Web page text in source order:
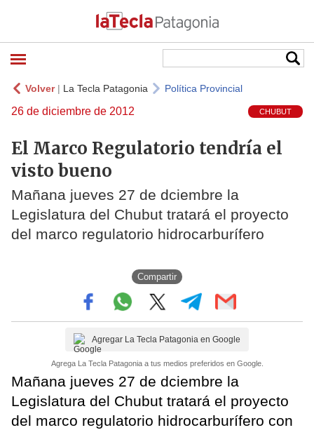
Volver| La Tecla Patagonia Política Provincial
26 de diciembre de 2012 CHUBUT
El Marco Regulatorio tendría el
visto bueno
Mañana jueves 27 de dciembre la
Legislatura del Chubut tratará el proyecto
del marco regulatorio hidrocarburífero
Compartir
Agregar La Tecla Patagonia en Google
Agrega La Tecla Patagonia a tus medios preferidos en Google.
Mañana jueves 27 de dciembre la
Legislatura del Chubut tratará el proyecto
del marco regulatorio hidrocarburífero con